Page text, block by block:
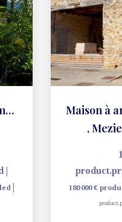
Maison familiale - 4 chambres -145m2
,
180 000 €